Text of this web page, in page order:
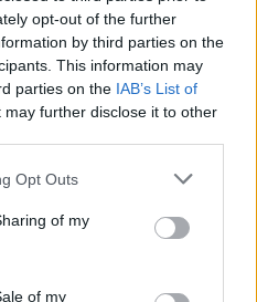
opt-out of the further
by third parties on the
This information may
parties on the IAB’s List of
may further disclose it to other
uses one or more Google
behaviour. You may click to
and its third-party tags to
purposes in below Google
Opt Outs
of my
of my
που θα λατρέψετε